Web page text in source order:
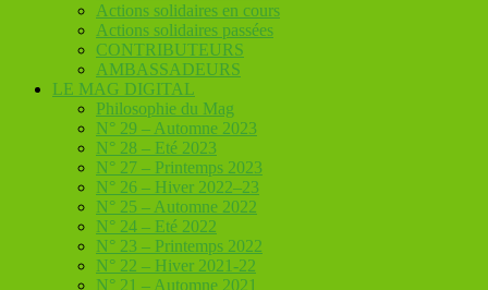
Actions solidaires en cours
Actions solidaires passées
CONTRIBUTEURS
AMBASSADEURS
LE MAG DIGITAL
Philosophie du Mag
N° 29 – Automne 2023
N° 28 – Eté 2023
N° 27 – Printemps 2023
N° 26 – Hiver 2022–23
N° 25 – Automne 2022
N° 24 – Eté 2022
N° 23 – Printemps 2022
N° 22 – Hiver 2021-22
N° 21 – Automne 2021